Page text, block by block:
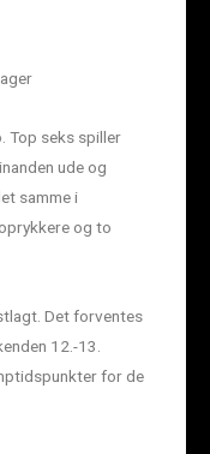
Top seks spiller
ude og
samme i
og to
Det forventes
12.-13.
for de